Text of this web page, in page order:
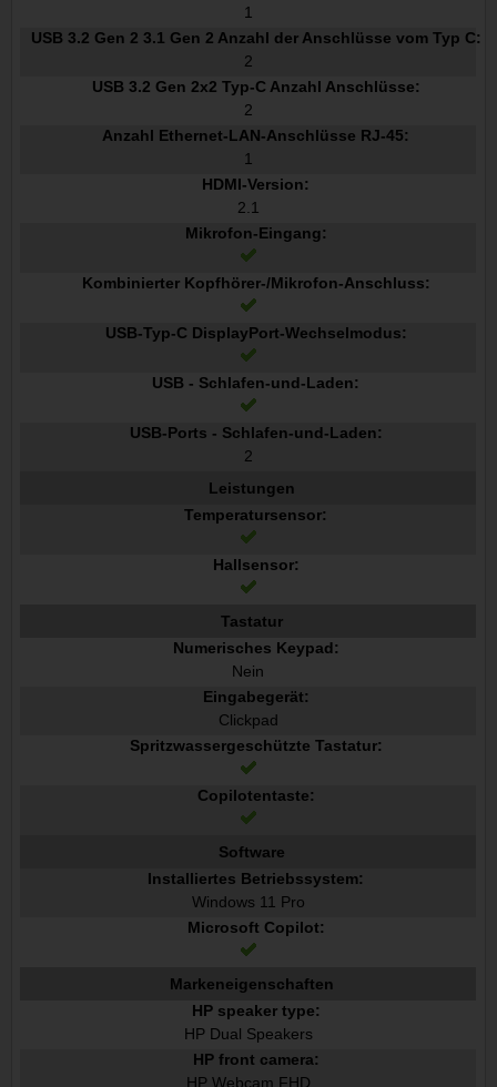
1
USB 3.2 Gen 2 3.1 Gen 2 Anzahl der Anschlüsse vom Typ C:
2
USB 3.2 Gen 2x2 Typ-C Anzahl Anschlüsse:
2
Anzahl Ethernet-LAN-Anschlüsse RJ-45:
1
HDMI-Version:
2.1
Mikrofon-Eingang:
Kombinierter Kopfhörer-/Mikrofon-Anschluss:
USB-Typ-C DisplayPort-Wechselmodus:
USB - Schlafen-und-Laden:
USB-Ports - Schlafen-und-Laden:
2
Leistungen
Temperatursensor:
Hallsensor:
Tastatur
Numerisches Keypad:
Nein
Eingabegerät:
Clickpad
Spritzwassergeschützte Tastatur:
Copilotentaste:
Software
Installiertes Betriebssystem:
Windows 11 Pro
Microsoft Copilot:
Markeneigenschaften
HP speaker type:
HP Dual Speakers
HP front camera:
HP Webcam FHD